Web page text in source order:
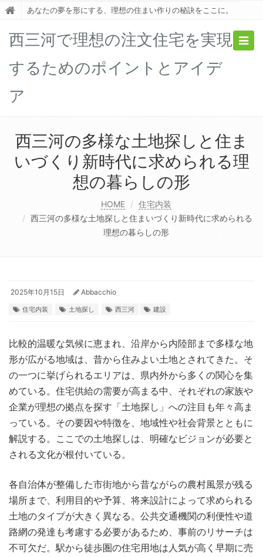
あなたの夢を形にする、理想の住まい作りの秘訣をここに。
西三河で理想の注文住宅を実現
するためのポイントとアイデ
ア
西三河の多様な土地探しと住ま
いづくり新時代に求められる理
想の暮らしの形
HOME
住宅内装
西三河の多様な土地探しと住まいづくり新時代に求められる
理想の暮らしの形
2025年10月15日 Abbacchio
住宅内装 土地探し 西三河 建設
比較的温暖な気候に恵まれ、沿岸から内陸部まで多様な地
形が広がる地域は、昔から住みよい土地とされてきた。 そ
の一つに挙げられるエリアは、県内外から多くの関心を集
めている。住宅供給の需要が高まる中、それぞれの家族や
企業が理想の拠点を探す「土地探し」への注目も年々高ま
っている。その要因や特徴を、地域性や社会背景とともに
解説する。ここでの土地探しは、明確なビジョンが必要と
される文化が根付いている。
各自治体が整備した市街地から昔ながらの農村風景が残る
場所まで、利用目的や予算、将来設計によって求められる
土地のタイプが大きく異なる。公共交通機関の利便性や道
路網の発達も考慮する必要があるため、事前のリサーチは
不可欠だ。駅から徒歩圏の住宅用地は人気が高く早期に売